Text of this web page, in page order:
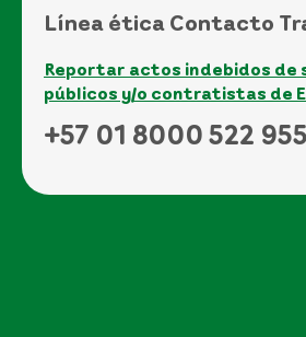
Línea ética Contacto
Reportar actos indebidos de
públicos y/o contratistas de
+57 01 8000 522 955